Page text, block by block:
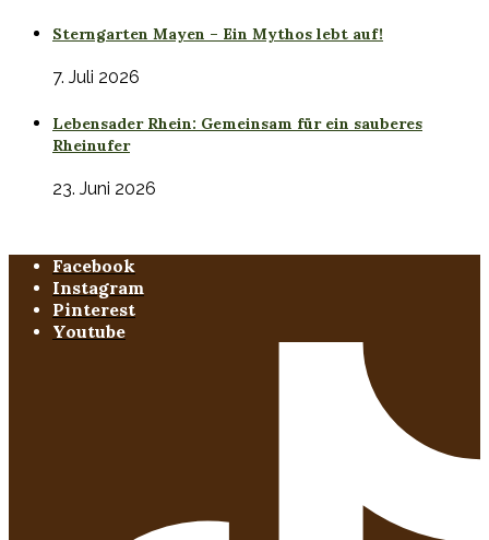
Sterngarten Mayen – Ein Mythos lebt auf!
7. Juli 2026
Lebensader Rhein: Gemeinsam für ein sauberes
Rheinufer
23. Juni 2026
Facebook
Instagram
Pinterest
Youtube